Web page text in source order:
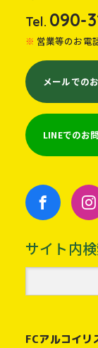
Tel. 090-
営業等のお電
メールでの
LINEでのお
サイト内
FCアルコイリ